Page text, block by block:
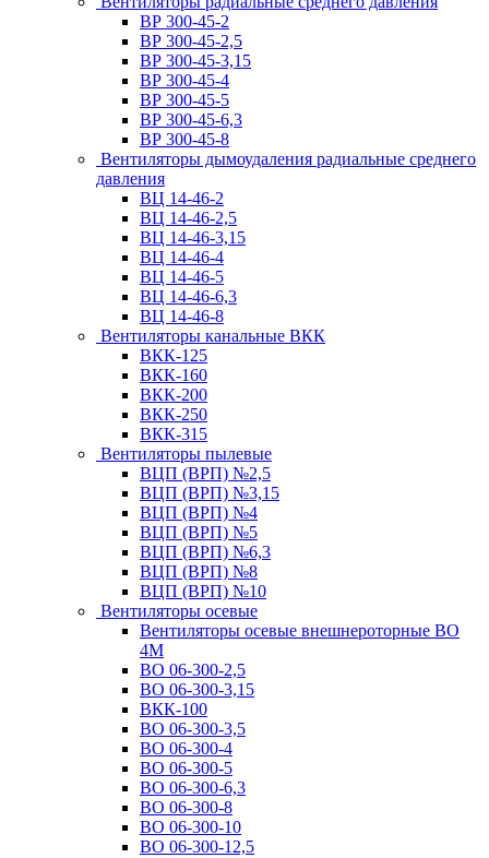
ВР 300-45-2
ВР 300-45-2,5
ВР 300-45-3,15
ВР 300-45-4
ВР 300-45-5
ВР 300-45-6,3
ВР 300-45-8
Вентиляторы дымоудаления радиальные среднего
давления
ВЦ 14-46-2
ВЦ 14-46-2,5
ВЦ 14-46-3,15
ВЦ 14-46-4
ВЦ 14-46-5
ВЦ 14-46-6,3
ВЦ 14-46-8
Вентиляторы канальные ВКК
ВКК-125
ВКК-160
ВКК-200
ВКК-250
ВКК-315
Вентиляторы пылевые
ВЦП (ВРП) №2,5
ВЦП (ВРП) №3,15
ВЦП (ВРП) №4
ВЦП (ВРП) №5
ВЦП (ВРП) №6,3
ВЦП (ВРП) №8
ВЦП (ВРП) №10
Вентиляторы осевые
Вентиляторы осевые внешнероторные ВО
4М
ВО 06-300-2,5
ВО 06-300-3,15
ВКК-100
ВО 06-300-3,5
ВО 06-300-4
ВО 06-300-5
ВО 06-300-6,3
ВО 06-300-8
ВО 06-300-10
ВО 06-300-12,5